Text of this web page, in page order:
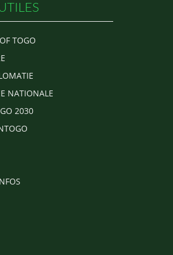
TOGO
NATIONALE
2030